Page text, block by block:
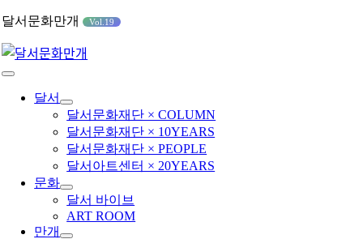
콘
츠
로
달서문화만개 Vol.19
Toggle
Navigation
달서
달서문화재단 × COLUMN
달서문화재단 × 10YEARS
달서문화재단 × PEOPLE
달서아트센터 × 20YEARS
문화
달서 바이브
ART ROOM
만개